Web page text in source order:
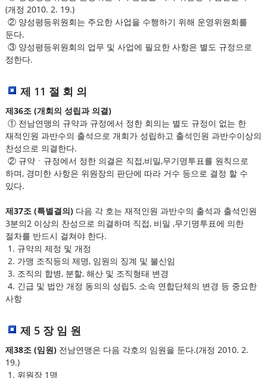
(개정 2010. 2. 19.)
② 양성평등위원회는 주요한 사업을 수행하기 위해 운영위원회를
둔다.
③ 양성평등위원회의 업무 및 사업에 필요한 사항은 별도 규정으로
정한다.
제 11 절 회 의
제36조 (개회의 성립과 의결)
① 전남연맹의 규약과 규정에서 정한 회의는 별도 규정이 없는 한
재적인원 과반수의 출석으로 개회가 성립하고 출석인원 과반수이상의
찬성으로 의결한다.
② 규약ㆍ규정에서 정한 의결은 직접,비밀,무기명투표를 원칙으로
하며, 경미한 사항은 위원장의 판단에 따라 거수 등으로 결정 할 수
있다.
제37조 (특별결의)다음 각 호는 재적인원 과반수의 출석과 출석인원
3분의2 이상의 찬성으로 의결하며 직접, 비밀 ,무기명투표에 의한
절차를 반드시 걸쳐야 한다.
1. 규약의 제정 및 개정
2. 가맹 조직등의 제명, 임원의 징계 및 불신임
3. 조직의 합병, 분할, 해산 및 조직형태 변경
4. 긴급 및 법안 개정 동의의 성립5. 소속 연합단체의 변경 등 중요한
사항
제 5 장 임 원
제38조 (임원)전남연맹은 다음 각호의 임원을 둔다.(개정 2010. 2.
19.)
1. 위원장 1명